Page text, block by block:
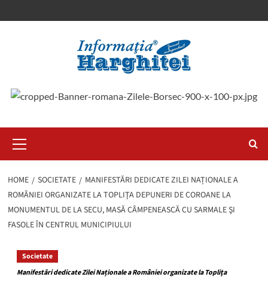
Menu
HOME SOCIETATE
MANIFESTĂRI DEDICATE ZILEI NAȚIONALE A
ROMÂNIEI ORGANIZATE LA TOPLIŢA DEPUNERI DE COROANE LA
MONUMENTUL DE LA SECU, MASĂ CÂMPENEASCĂ CU SARMALE ŞI
FASOLE ÎN CENTRUL MUNICIPIULUI
Societate
Manifestări dedicate Zilei Naționale a României organizate la Topliţa